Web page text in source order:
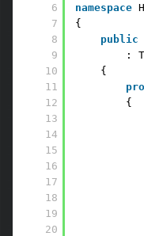
6
7
8
9
10
11
12
13
14
15
16
17
18
19
20
namespace
{
public
:
{
{